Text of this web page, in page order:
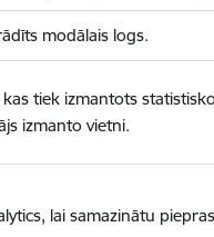
modālais logs.
tiek izmantots
izmanto vietni.
lai samazinātu